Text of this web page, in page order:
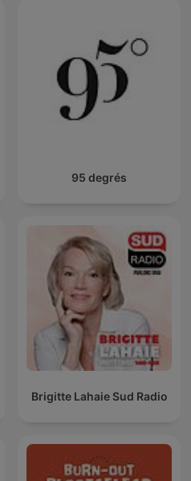
95 degrés
Brigitte Lahaie Sud Radio